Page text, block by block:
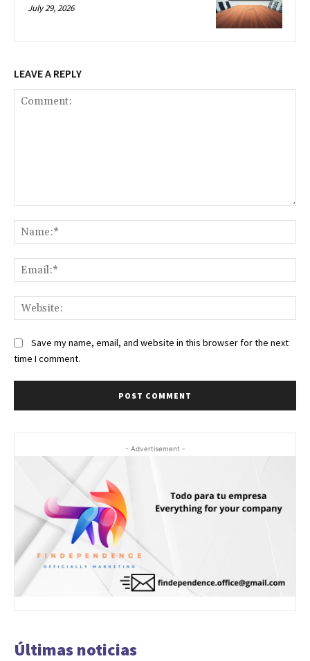
July 29, 2026
LEAVE A REPLY
Save my name, email, and website in this browser for the next
time I comment.
- Advertisement -
Últimas noticias